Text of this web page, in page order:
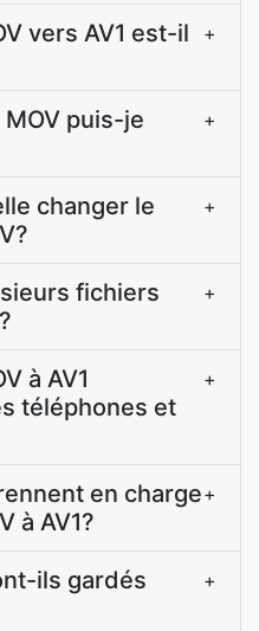
vers AV1 est-il
+
puis-je
+
changer le
+
fichiers
+
à AV1
téléphones et
+
en charge
à AV1?
+
ils gardés
+